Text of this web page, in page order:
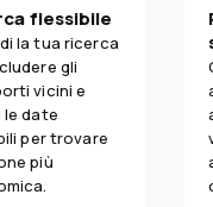
flessibile
la tua ricerca
gli
vicini e
le date
per trovare
più